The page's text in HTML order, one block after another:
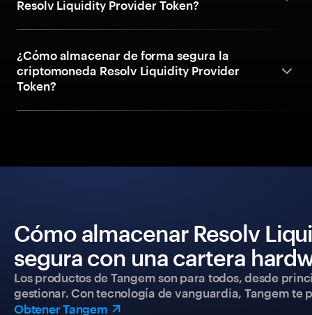
Resolv Liquidity Provider Token?
¿Cómo almacenar de forma segura la
criptomoneda Resolv Liquidity Provider
Token?
Cómo almacenar Resolv
segura con una cartera
Los productos de Tangem son para todos, desde
gestionar. Con tecnología de vanguardia, Tangem
Obtener Tangem